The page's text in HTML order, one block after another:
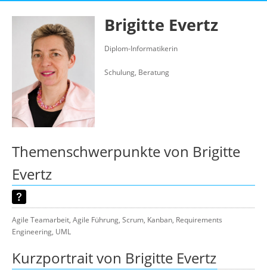
Brigitte Evertz
Diplom-Informatikerin
Schulung, Beratung
Themenschwerpunkte von Brigitte
Evertz
Agile Teamarbeit, Agile Führung, Scrum, Kanban, Requirements
Engineering, UML
Kurzportrait von Brigitte Evertz